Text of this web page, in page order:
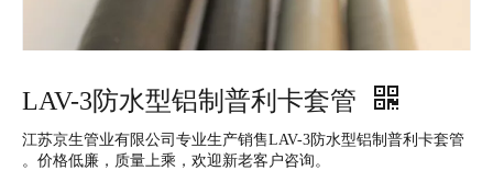
LAV-3防水型铝制普利卡套管
江苏京生管业有限公司专业生产销售LAV-3防水型铝制普利卡套管
。价格低廉，质量上乘，欢迎新老客户咨询。